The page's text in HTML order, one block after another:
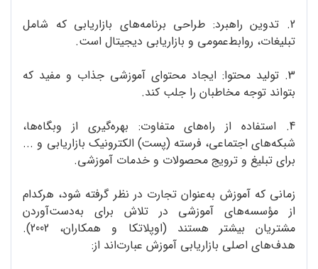
2. تدوین راهبرد: طراحی برنامه‌های بازاریابی که شامل
تبلیغات، روابط‌عمومی و بازاریابی دیجیتال است.
3. تولید محتوا: ایجاد محتوای آموزشی جذاب و مفید که
بتواند توجه مخاطبان را جلب کند.
4. استفاده از راه‌های متفاوت: بهره‌گیری از وبگاه‌ها،
شبکه‌های اجتماعی، فرسته (پست)‌ الکترونیک بازاریابی و ...
برای تبلیغ و ترویج محصولات و خدمات آموزشی.
زمانی که آموزش به‌عنوان تجارت در نظر گرفته شود، هرکدام
از مؤسسه‌های آموزشی در تلاش برای به‌دست‌آوردن
مشتریان بیشتر هستند (اوپلاتکا و همکاران، 2002).
هدف‌های اصلی بازاریابی آموزش عبارت‌اند از: